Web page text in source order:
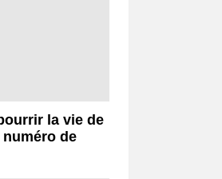
la vie de
numéro de